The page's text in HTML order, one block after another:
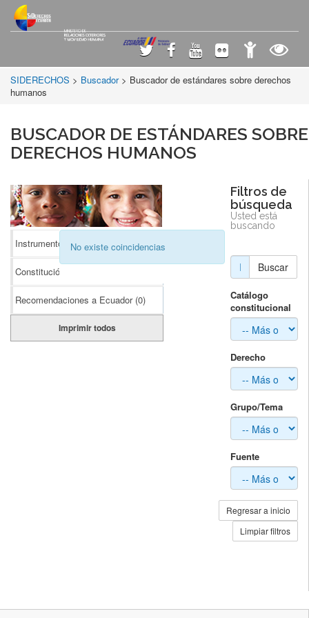
SIDERECHOS > Buscador > Buscador de estándares sobre derechos
humanos
BUSCADOR DE ESTÁNDARES SOBRE
DERECHOS HUMANOS
Instrumentos Internacionales(0)
Constitución
Recomendaciones a Ecuador (0)
Imprimir todos
No existe coincidencias
Filtros de
búsqueda
Usted está
buscando
Buscar
Catálogo
constitucional
Derecho
Grupo/Tema
Fuente
Regresar a inicio
Limpiar filtros